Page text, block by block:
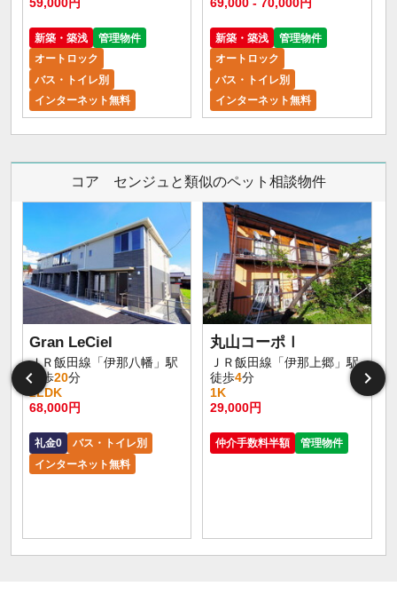
新築・築浅
管理物件
オートロック
バス・トイレ別
インターネット無料
新築・築浅
管理物件
オートロック
バス・トイレ別
インターネット無料
コア センジュと類似のペット相談物件
Gran LeCiel
ＪＲ飯田線「伊那八幡」駅
徒歩20分
2LDK
68,000円
礼金0
バス・トイレ別
インターネット無料
丸山コーポⅠ
ＪＲ飯田線「伊那上郷」駅
徒歩4分
1K
29,000円
仲介手数料半額 管理物件